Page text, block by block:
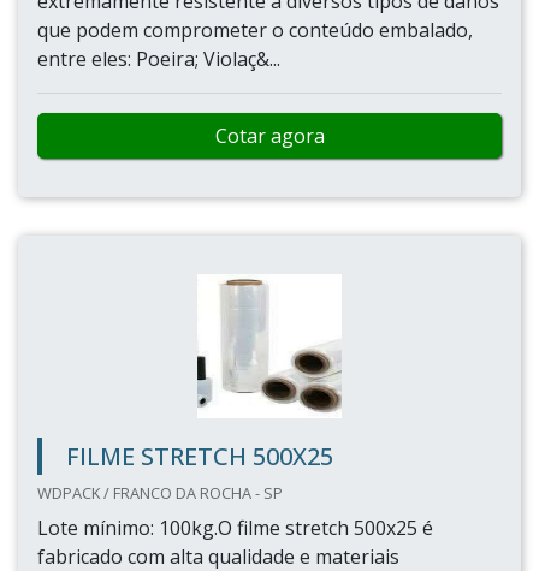
que podem comprometer o conteúdo embalado,
entre eles: Poeira; Violaç&...
Cotar agora
FILME STRETCH 500X25
WDPACK / FRANCO DA ROCHA - SP
Lote mínimo: 100kg.O filme stretch 500x25 é
fabricado com alta qualidade e materiais